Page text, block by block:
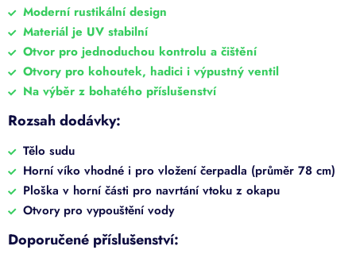
Moderní rustikální design
Materiál je UV stabilní
Otvor pro jednoduchou kontrolu a čištění
Otvory pro kohoutek, hadici i výpustný ventil
Na výběr z bohatého příslušenství
Rozsah dodávky:
Tělo sudu
Horní víko vhodné i pro vložení čerpadla (průměr 78 cm)
Ploška v horní části pro navrtání vtoku z okapu
Otvory pro vypouštění vody
Doporučené příslušenství: